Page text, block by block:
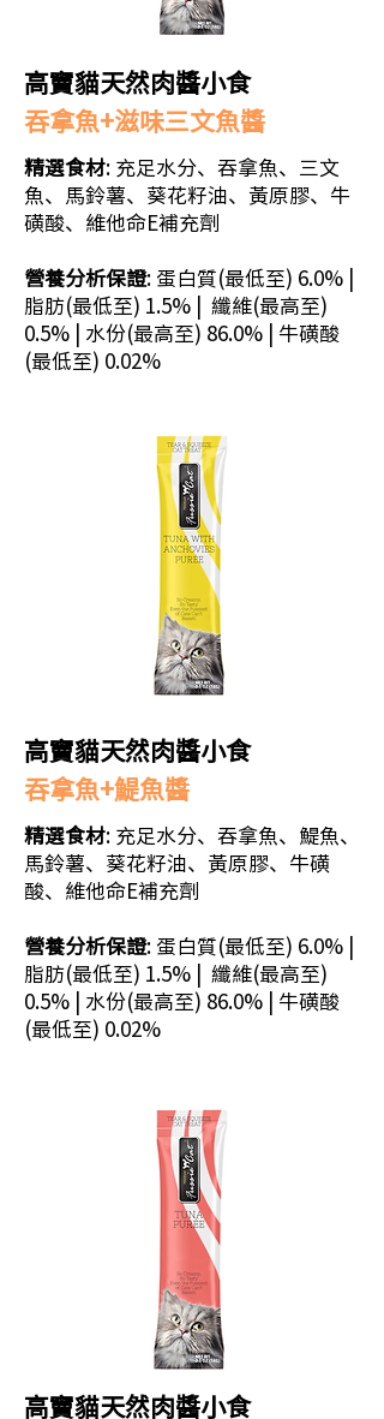
高竇貓天然肉醬小食
吞拿魚+滋味三文魚醬
精選食材: 充足水分、吞拿魚、三文
魚、馬鈴薯、葵花籽油、黃原膠、牛
磺酸、維他命E補充劑
營養分析保證: 蛋白質(最低至) 6.0% |
脂肪(最低至) 1.5% | 纖維(最高至)
0.5% | 水份(最高至) 86.0% | 牛磺酸
(最低至) 0.02%
高竇貓天然肉醬小食
吞拿魚+鯷魚醬
精選食材: 充足水分、吞拿魚、鯷魚、
馬鈴薯、葵花籽油、黃原膠、牛磺
酸、維他命E補充劑
營養分析保證: 蛋白質(最低至) 6.0% |
脂肪(最低至) 1.5% | 纖維(最高至)
0.5% | 水份(最高至) 86.0% | 牛磺酸
(最低至) 0.02%
高竇貓天然肉醬小食